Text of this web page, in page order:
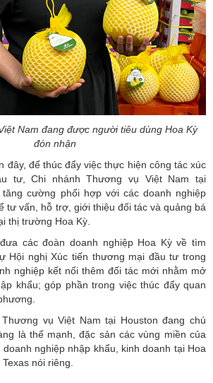
Nam đang được người tiêu dùng Hoa Kỳ
đón nhận
đây, để thúc đẩy việc thực hiện công tác xúc
tư, Chi nhánh Thương vụ Việt Nam tại
cường phối hợp với các doanh nghiệp
tư vấn, hỗ trợ, giới thiệu đối tác và quảng bá
thị trường Hoa Kỳ
các đoàn doanh nghiệp Hoa Kỳ về tìm
Hội nghị Xúc tiến thương mại đầu tư trong
nghiệp kết nối thêm đối tác mới nhằm mở
khẩu; góp phần trong việc thúc đẩy quan
vụ Việt Nam tại Houston đang chú
là thế mạnh, đặc sản các vùng miền của
nghiệp nhập khẩu, kinh doanh tại Hoa
nói riêng.